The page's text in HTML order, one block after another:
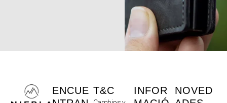
ENCUE T&C
INFOR
NOVED